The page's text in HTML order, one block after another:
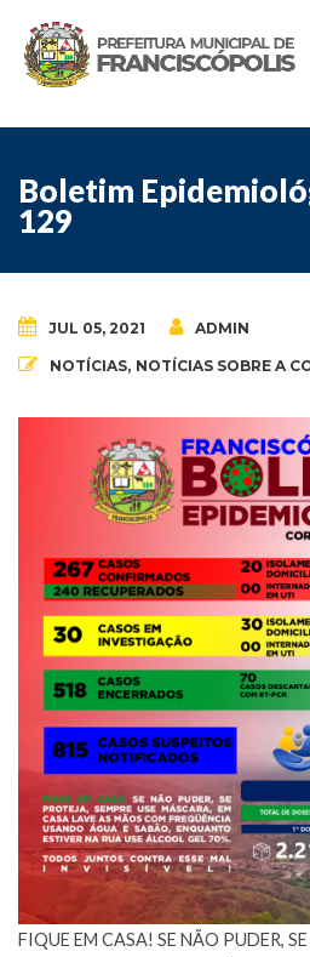
Boletim
129
JUL 05, 2021 ADMIN
NOTÍCIAS, NOTÍCIAS SOBRE A
FIQUE EM CASA! SE NÃO PUDER, SE